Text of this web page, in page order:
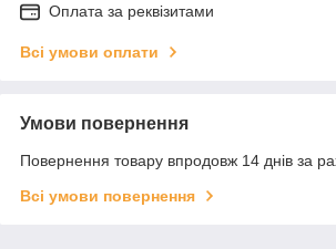
Оплата за реквізитами
Всі умови оплати
Умови повернення
Повернення товару впродовж 14 днів за
Всі умови повернення